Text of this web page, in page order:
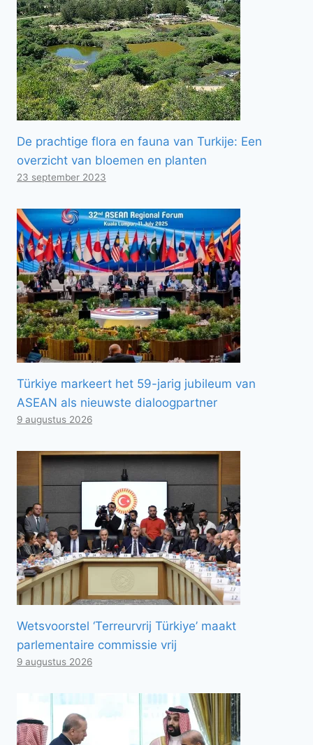
De prachtige flora en fauna van Turkije: Een
overzicht van bloemen en planten
23 september 2023
Türkiye markeert het 59-jarig jubileum van
ASEAN als nieuwste dialoogpartner
9 augustus 2026
Wetsvoorstel ‘Terreurvrij Türkiye’ maakt
parlementaire commissie vrij
9 augustus 2026